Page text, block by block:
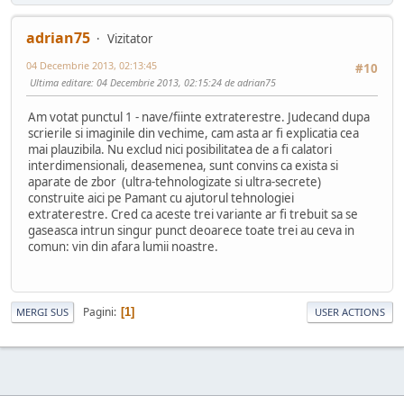
adrian75
Vizitator
#10
04 Decembrie 2013, 02:13:45
Ultima editare: 04 Decembrie 2013, 02:15:24 de adrian75
Am votat punctul 1 - nave/fiinte extraterestre. Judecand dupa
scrierile si imaginile din vechime, cam asta ar fi explicatia cea
mai plauzibila. Nu exclud nici posibilitatea de a fi calatori
interdimensionali, deasemenea, sunt convins ca exista si
aparate de zbor (ultra-tehnologizate si ultra-secrete)
construite aici pe Pamant cu ajutorul tehnologiei
extraterestre. Cred ca aceste trei variante ar fi trebuit sa se
gaseasca intrun singur punct deoarece toate trei au ceva in
comun: vin din afara lumii noastre.
MERGI SUS Pagini 1 USER ACTIONS